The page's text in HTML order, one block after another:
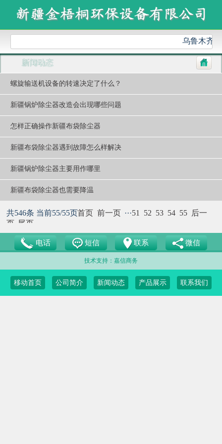
乌鲁木齐
新闻动态
螺旋输送机设备的转速决定了什么？
新疆锅炉除尘器改造会出现哪些问题
怎样正确操作新疆布袋除尘器
新疆布袋除尘器遇到故障怎么样解决
新疆锅炉除尘器主要用作哪里
新疆布袋除尘器也需要降温
共546条 当前55/55页首页 前一页 ···51 52 53 54 55 后一
页 尾页
电话 短信 联系 微信
技术支持：嘉信商务
移动首页 公司简介 新闻动态 产品展示 联系我们